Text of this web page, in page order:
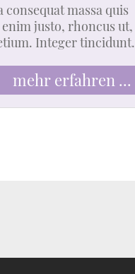
massa quis
justo, rhoncus ut,
Integer tincidunt.
mehr erfahren ...